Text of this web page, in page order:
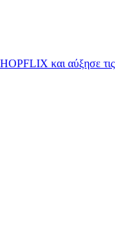
και αύξησε τις